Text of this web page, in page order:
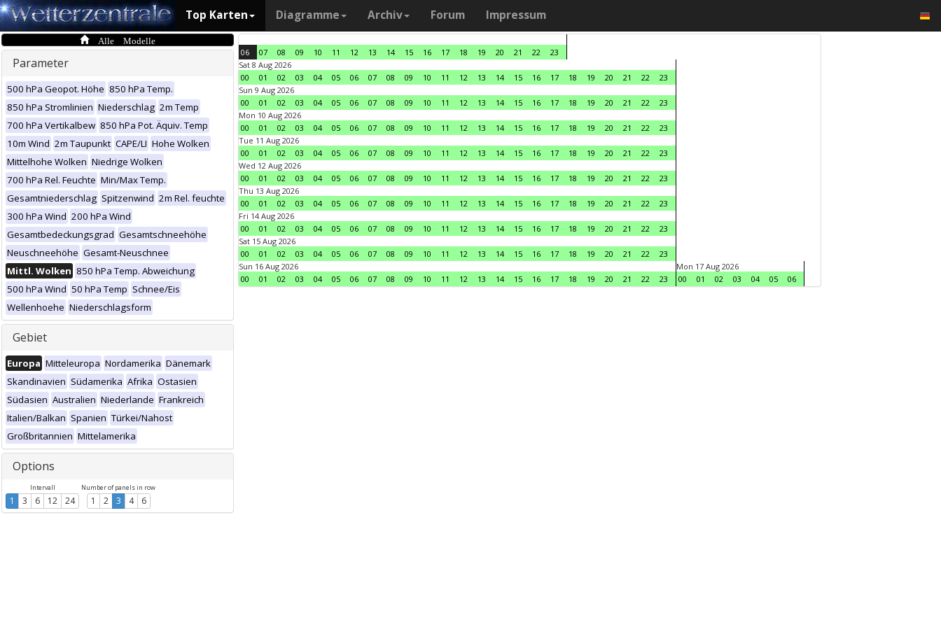
Top Karten Diagramme Archiv Forum Impressum
Alle Modelle
Parameter
500 hPa Geopot. Höhe 850 hPa Temp.
850 hPa Stromlinien Niederschlag 2m Temp
700 hPa Vertikalbew 850 hPa Pot. Äquiv. Temp
10m Wind 2m Taupunkt CAPE/LI Hohe Wolken
Mittelhohe Wolken Niedrige Wolken
700 hPa Rel. Feuchte Min/Max Temp.
Gesamtniederschlag Spitzenwind 2m Rel. feuchte
300 hPa Wind 200 hPa Wind
Gesamtbedeckungsgrad Gesamtschneehöhe
Neuschneehöhe Gesamt-Neuschnee
Mittl. Wolken 850 hPa Temp. Abweichung
500 hPa Wind 50 hPa Temp Schnee/Eis
Wellenhoehe Niederschlagsform
Gebiet
Europa Mitteleuropa Nordamerika Dänemark
Skandinavien Südamerika Afrika Ostasien
Südasien Australien Niederlande Frankreich
Italien/Balkan Spanien Türkei/Nahost
Großbritannien Mittelamerika
Options
Intervall
1 3 6 12 24
Number of panels in row
1 2 3 4 6
06 07 08 09 10 11 12 13 14 15 16 17 18 19 20 21 22
23
Sat 8 Aug 2026
00
01 02 03 04 05 06 07 08 09 10 11 12 13 14 15 16 17 18 19 20 21 22
23
Sun 9 Aug 2026
00
01 02 03 04 05 06 07 08 09 10 11 12 13 14 15 16 17 18 19 20 21 22
23
Mon 10 Aug 2026
00
01 02 03 04 05 06 07 08 09 10 11 12 13 14 15 16 17 18 19 20 21 22
23
Tue 11 Aug 2026
00
01 02 03 04 05 06 07 08 09 10 11 12 13 14 15 16 17 18 19 20 21 22
23
Wed 12 Aug 2026
00
01 02 03 04 05 06 07 08 09 10 11 12 13 14 15 16 17 18 19 20 21 22
23
Thu 13 Aug 2026
00
01 02 03 04 05 06 07 08 09 10 11 12 13 14 15 16 17 18 19 20 21 22
23
Fri 14 Aug 2026
00
01 02 03 04 05 06 07 08 09 10 11 12 13 14 15 16 17 18 19 20 21 22
23
Sat 15 Aug 2026
00
01 02 03 04 05 06 07 08 09 10 11 12 13 14 15 16 17 18 19 20 21 22
23
Sun 16 Aug 2026
00
01 02 03 04 05 06 07 08 09 10 11 12 13 14 15 16 17 18 19 20 21 22 23
Mon 17 Aug 2026
00
01 02 03 04 05 06